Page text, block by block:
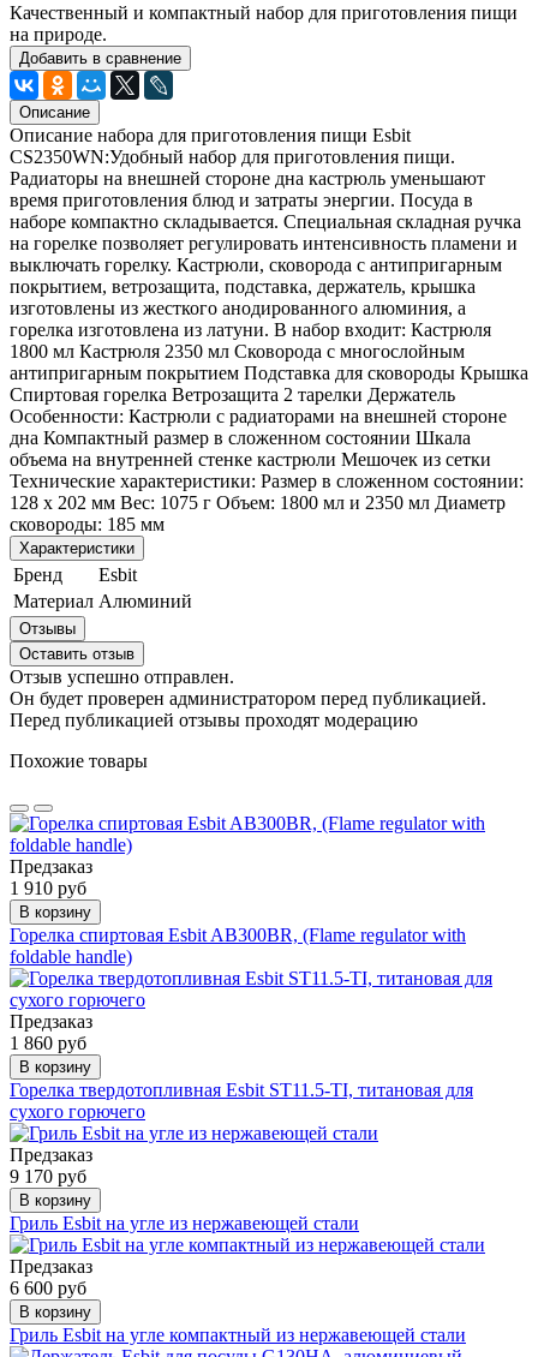
Качественный и компактный набор для приготовления пищи
на природе.
Добавить в сравнение
Описание
Описание набора для приготовления пищи Esbit
CS2350WN:Удобный набор для приготовления пищи.
Радиаторы на внешней стороне дна кастрюль уменьшают
время приготовления блюд и затраты энергии. Посуда в
наборе компактно складывается. Специальная складная ручка
на горелке позволяет регулировать интенсивность пламени и
выключать горелку. Кастрюли, сковорода с антипригарным
покрытием, ветрозащита, подставка, держатель, крышка
изготовлены из жесткого анодированного алюминия, а
горелка изготовлена из латуни. В набор входит: Кастрюля
1800 мл Кастрюля 2350 мл Сковорода с многослойным
антипригарным покрытием Подставка для сковороды Крышка
Спиртовая горелка Ветрозащита 2 тарелки Держатель
Особенности: Кастрюли с радиаторами на внешней стороне
дна Компактный размер в сложенном состоянии Шкала
объема на внутренней стенке кастрюли Мешочек из сетки
Технические характеристики: Размер в сложенном состоянии:
128 х 202 мм Вес: 1075 г Объем: 1800 мл и 2350 мл Диаметр
сковороды: 185 мм
Характеристики
Бренд
Esbit
Материал Алюминий
Отзывы
Оставить отзыв
Отзыв успешно отправлен.
Он будет проверен администратором перед публикацией.
Перед публикацией отзывы проходят модерацию
Похожие товары
Предзаказ
1 910 руб
В корзину
Горелка спиртовая Esbit AB300BR, (Flame regulator with
foldable handle)
Предзаказ
1 860 руб
В корзину
Горелка твердотопливная Esbit ST11.5-TI, титановая для
сухого горючего
Предзаказ
9 170 руб
В корзину
Гриль Esbit на угле из нержавеющей стали
Предзаказ
6 600 руб
В корзину
Гриль Esbit на угле компактный из нержавеющей стали